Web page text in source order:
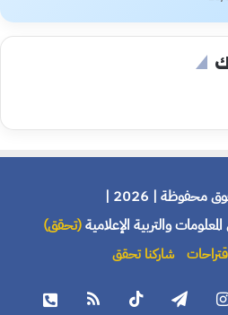
| 2026 |
والتربية الإعلامية(تحقق)
شاركنا تحقق
انستقرام تيلقرام ‫TikTok ملخص